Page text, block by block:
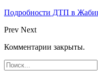
Подробности ДТП в
Prev Next
Комментарии закрыты.